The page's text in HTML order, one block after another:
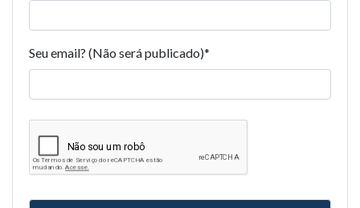
Seu email? (Não será publicado)*